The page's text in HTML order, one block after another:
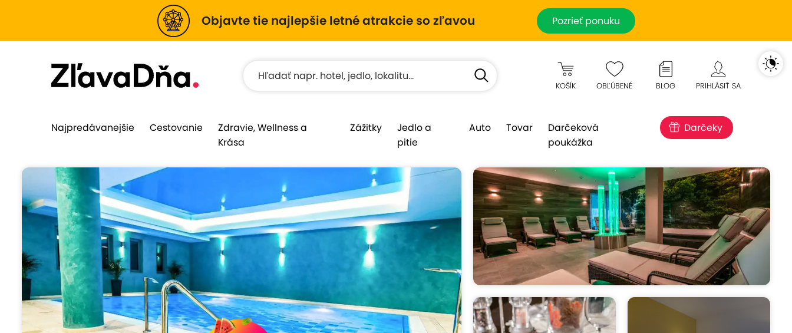
Objavte tie najlepšie letné atrakcie so zľavou Pozrieť ponuku
KOŠÍK OBĽÚBENÉ BLOG PRIHLÁSIŤ SA
Najpredávanejšie Cestovanie
Zdravie, Wellness a
Krása
Zážitky
Jedlo a
pitie
Auto Tovar
Darčeková
poukážka
Darčeky